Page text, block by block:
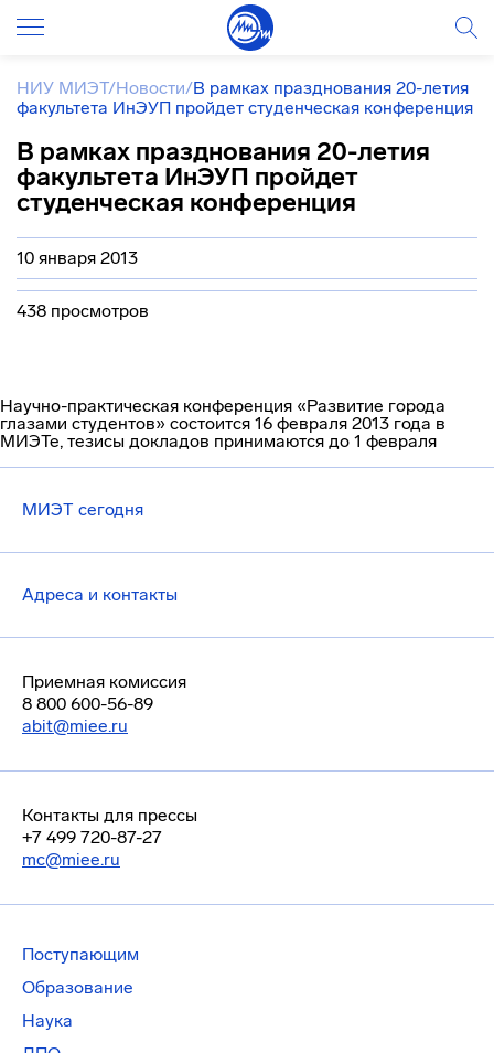
НИУ МИЭТ/Новости/В рамках празднования 20-летия
факультета ИнЭУП пройдет студенческая конференция
В рамках празднования 20-летия
факультета ИнЭУП пройдет
студенческая конференция
10 января 2013
438 просмотров
Научно-практическая конференция «Развитие города
глазами студентов» состоится 16 февраля 2013 года в
МИЭТе, тезисы докладов принимаются до 1 февраля
МИЭТ сегодня
Адреса и контакты
Приемная комиссия
8 800 600-56-89
abit@miee.ru
Контакты для прессы
+7 499 720-87-27
mc@miee.ru
Поступающим
Образование
Наука